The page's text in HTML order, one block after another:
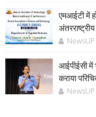
एमआईटी में
आईपीईसी में
कराया